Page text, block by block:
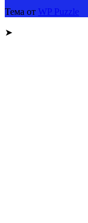
Тема от WP Puzzle
➤